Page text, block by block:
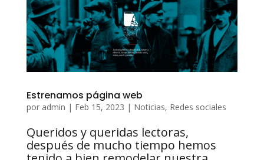
Estrenamos página web
por admin | Feb 15, 2023 | Noticias, Redes sociales
Queridos y queridas lectoras,
después de mucho tiempo hemos